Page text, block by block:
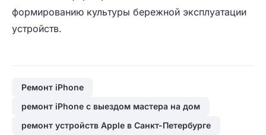
формированию культуры бережной эксплуатации
устройств.
Ремонт iPhone
ремонт iPhone с выездом мастера на дом
ремонт устройств Apple в Санкт-Петербурге